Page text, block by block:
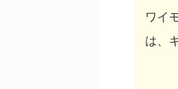
ワイ
は、